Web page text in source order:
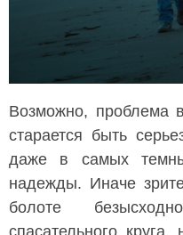
Возможно, проблема
старается быть
даже в самых
надежды. Иначе
болоте